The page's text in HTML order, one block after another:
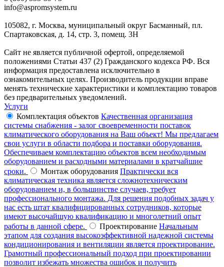
info@aspromsystem.ru
105082, г. Москва, муниципальный округ Басманный, пл.
Спартаковская, д. 14, стр. 3, помещ. 3Н
Сайт не является публичной офертой, определяемой
положениями Статьи 437 (2) Гражданского кодекса РФ. Вся
информация предоставлена исключительно в
ознакомительных целях. Производитель продукции вправе
менять технические характеристики и комплектацию товаров
без предварительных уведомлений.
Услуги
Комплектация объектов Качественная организация
системы снабжения - залог своевременности поставок
климатического оборудования на Ваш объект! Мы предлагаем
свои услуги в области подбора и поставки оборудования.
Обеспечиваем комплектацию объектов всем необходимым
оборудованием и расходными материалами в кратчайшие
сроки.
Монтаж оборудования Практически вся
климатическая техника является сложнотехническим
оборудованием и, в большинстве случаев, требует
профессионального монтажа. Для решения подобных задач у
нас есть штат квалифицированных сотрудников, которые
имеют высочайшую квалификацию и многолетний опыт
работы в данной сфере.
Проектирование Начальным
этапом для создания высокоэффективной надежной системы
кондиционирования и вентиляции является проектирование.
Грамотный профессиональный подход при проектировании
позволит избежать множества ошибок и получить